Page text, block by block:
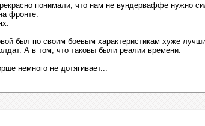
понимали, что нам не вундерваффе нужно
фронте.
был по своим боевым характеристикам хуже
А в том, что таковы были реалии времени.
немного не дотягивает...